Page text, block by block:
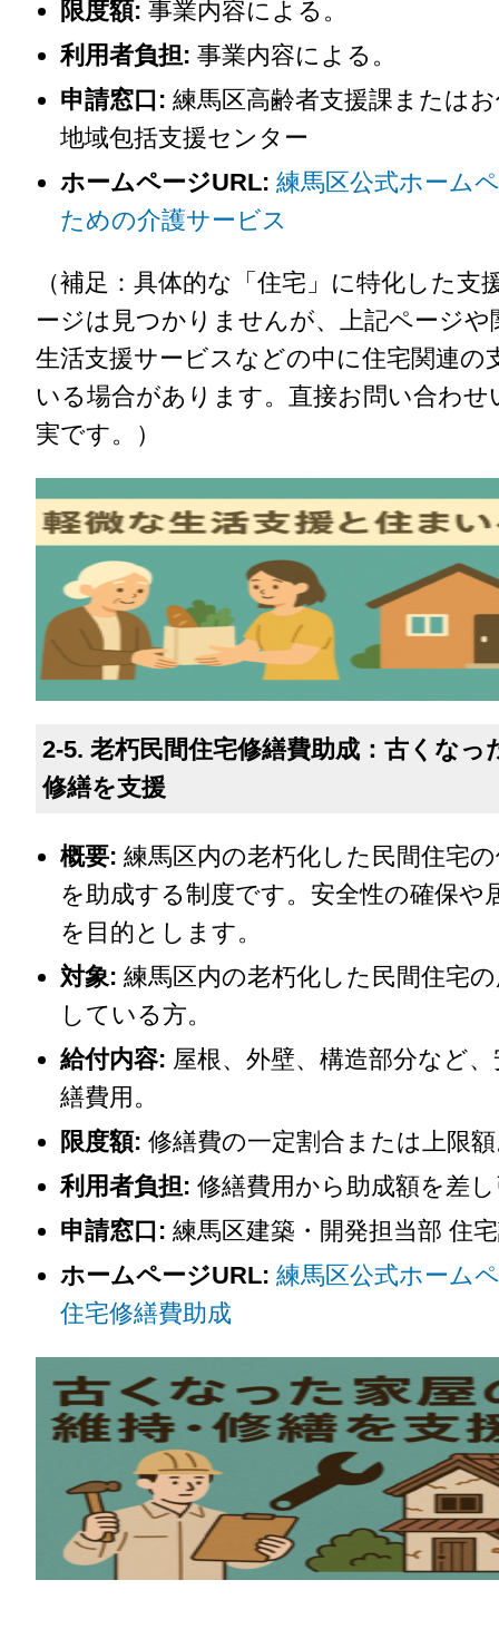
限度額: 事業内容による。
利用者負担: 事業内容による。
申請窓口: 練馬区高齢者支援課または
地域包括支援センター
ホームページURL: 練馬区公式ホーム
ための介護サービス
（補足：具体的な「住宅」に特化した支
ージは見つかりませんが、上記ページや
生活支援サービスなどの中に住宅関連の
いる場合があります。直接お問い合わ
実です。）
2-5. 老朽民間住宅修繕費助成：古くなっ
修繕を支援
概要: 練馬区内の老朽化した民間住宅
を助成する制度です。安全性の確保や
を目的とします。
対象: 練馬区内の老朽化した民間住宅
している方。
給付内容: 屋根、外壁、構造部分など
繕費用。
限度額: 修繕費の一定割合または上限
利用者負担: 修繕費用から助成額を差
申請窓口: 練馬区建築・開発担当部 住
ホームページURL: 練馬区公式ホーム
住宅修繕費助成